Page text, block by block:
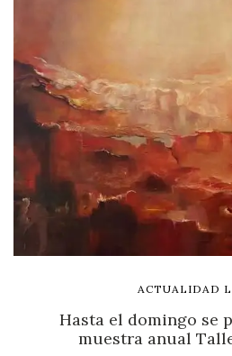
ACTUALIDAD
Hasta el domingo se
muestra anual